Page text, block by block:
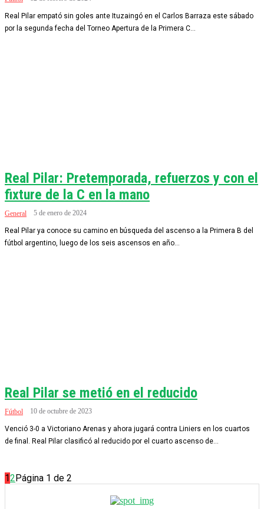
Real Pilar empató sin goles ante Ituzaingó en el Carlos Barraza este sábado
por la segunda fecha del Torneo Apertura de la Primera C...
Real Pilar: Pretemporada, refuerzos y con el
fixture de la C en la mano
General 5 de enero de 2024
Real Pilar ya conoce su camino en búsqueda del ascenso a la Primera B del
fútbol argentino, luego de los seis ascensos en año...
Real Pilar se metió en el reducido
Fútbol 10 de octubre de 2023
Venció 3-0 a Victoriano Arenas y ahora jugará contra Liniers en los cuartos
de final. Real Pilar clasificó al reducido por el cuarto ascenso de...
12Página 1 de 2